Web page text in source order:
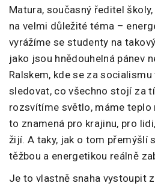
Matura, současný ředitel
na velmi důležité téma –
vyrážíme se studenty na
jako jsou hnědouhelná pánev
Ralskem, kde se za
sledovat, co všechno stojí za
rozsvítíme světlo, máme teplo
to znamená pro krajinu, pro
žijí. A taky, jak o tom přemýšlí
těžbou a energetikou reálně
Je to vlastně snaha vystoupit